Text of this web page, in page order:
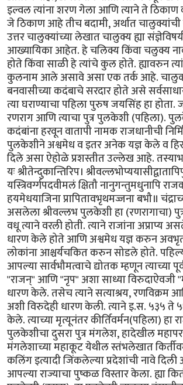
इल्वल त्यांना शरण गेला आणि त्याने ते
जे ठिकाण आहे तीच बदामी, अर्थात चालुक्यांची
उत्तर चालुक्यांच्या लेखात चालुक्य ह्या
आख्यायिका आहेत. हे चलिक्य किंवा चलुक्य
होते किंवा साळी हे त्यांचे कुल होते. ह्यावरुन
कुलनाम आले असावे असा एक तर्क आहे.
बनवासीच्या कदंबाचे सरदार होते असे
त्या घराण्याचा पहिला पुरुष जयसिंह हा होता.
रणराग आणि त्याचा पुत्र पुलकेशी (पहिला).
कदंबांना हरवून वातापी नामक राजधानीची
पुलकेशीने अश्वमेध व इतर अनेक यज्ञ केले व
दिले असा ऐहोळे प्रशस्तीत उल्लेख आहे.
यः श्रीतेन्दुकान्तिरिप।
यस्त्रिवर्ग्गपदवीमलं क्षितौ नानुगन्तुमधुनापि
हयमेधयाजिना प्रापितावभृथमज्जना बभौ॥
असलेला श्रीवल्लभ पुलकेशी हा (रणरागाचा)
वधू त्याने वरली होती. त्याने राजांना अप्राप्य
धारण केले होते आणि अश्वमेध यज्ञ करुन
लोकांना आश्चर्यचकित करुन सोडले होते.
आपल्या सार्वभौमत्वाचे द्योतक म्हणून त्याच्या
"राजन्" आणि "नृप" अशा साध्या विरुदाऐवजी
धारण केले. तसेच त्याने सत्याश्रय, रणविक्रम
अशी विरुदेही धारण केली. त्याने इ.स. ५३५ ते
केले. त्याच्या मृत्यूनंतर कीर्तिवर्मन(पहिला) हा
पुलकेशीचा दुसरा पुत्र मंगलेश, हादेखील
मंगलेशाच्या महाकूट येथील स्तंभलेखात
कलिंग इत्यादी जिंकलेल्या प्रदेशांची नावे
आपल्या राज्याचा पुष्कळ विस्तार केला. ह्या